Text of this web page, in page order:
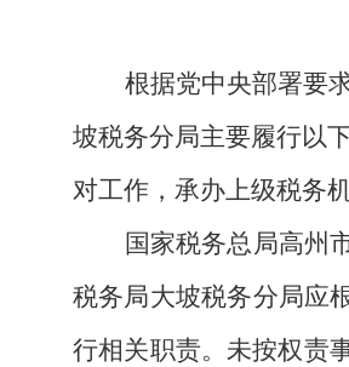
根据党中央部署要求
坡税务分局主要履行以
对工作，承办上级税务
国家税务总局高州
税务局大坡税务分局应
行相关职责。未按权责